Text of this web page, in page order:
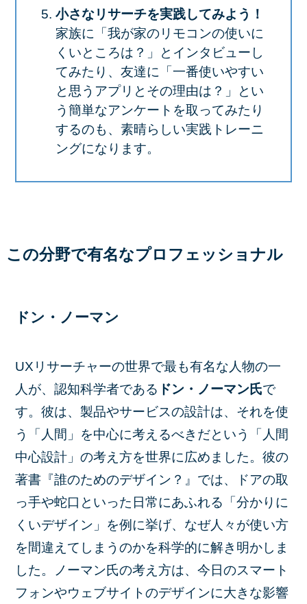
小さなリサーチを実践してみよう！
家族に「我が家のリモコンの使いに
くいところは？」とインタビューし
てみたり、友達に「一番使いやすい
と思うアプリとその理由は？」とい
う簡単なアンケートを取ってみたり
するのも、素晴らしい実践トレーニ
ングになります。
この分野で有名なプロフェッショナル
ドン・ノーマン
UXリサーチャーの世界で最も有名な人物の一
人が、認知科学者である ドン・ノーマン氏で
す。彼は、製品やサービスの設計は、それを使
う「人間」を中心に考えるべきだという「人間
中心設計」の考え方を世界に広めました。彼の
著書『誰のためのデザイン？』では、ドアの取
っ手や蛇口といった日常にあふれる「分かりに
くいデザイン」を例に挙げ、なぜ人々が使い方
を間違えてしまうのかを科学的に解き明かしま
した。ノーマン氏の考え方は、今日のスマート
フォンやウェブサイトのデザインに大きな影響